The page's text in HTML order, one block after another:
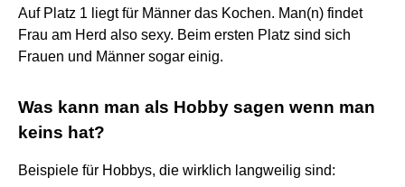
Auf Platz 1 liegt für Männer das Kochen. Man(n) findet
Frau am Herd also sexy. Beim ersten Platz sind sich
Frauen und Männer sogar einig.
Was kann man als Hobby sagen wenn man
keins hat?
Beispiele für Hobbys, die wirklich langweilig sind: